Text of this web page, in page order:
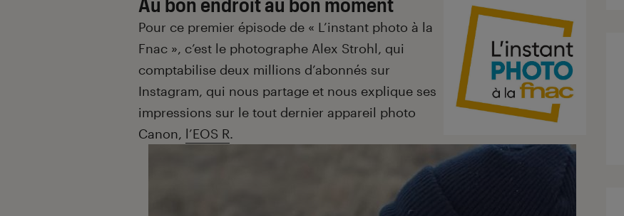
Au bon endroit au bon moment
Pour ce premier épisode de « L’instant photo à la
Fnac », c’est le photographe Alex Strohl, qui
comptabilise deux millions d’abonnés sur
Instagram, qui nous partage et nous explique ses
impressions sur le tout dernier appareil photo
Canon, l’EOS R.